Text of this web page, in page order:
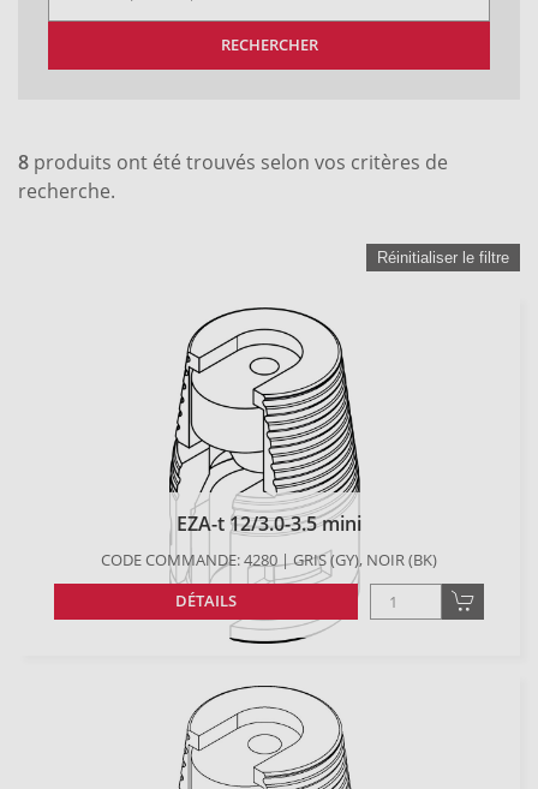
RECHERCHER
8 produits ont été trouvés selon vos critères de
recherche.
Réinitialiser le filtre
EZA-t 12/3.0-3.5 mini
CODE COMMANDE: 4280 | GRIS (GY), NOIR (BK)
DÉTAILS